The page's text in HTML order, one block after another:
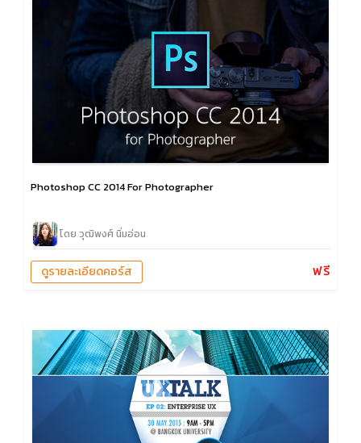
Photoshop CC 2014 For Photographer
โดย วุฒิพงศ์ นิ่มอ่อน
ฟรี
ดูรายละเอียดคอร์ส